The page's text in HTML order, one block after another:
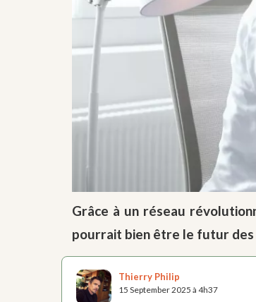
Grâce à un réseau
pourrait bien être le futur des
Thierry Philip
15 September 2025 à 4h37